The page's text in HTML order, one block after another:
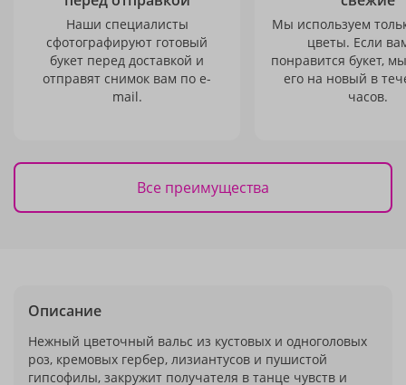
Наши специалисты
сфотографируют готовый
букет перед доставкой и
отправят снимок вам по e-
mail.
Мы используем
цветы. Если
понравится букет,
его на новый в
часов.
Все преимущества
Описание
Нежный цветочный вальс из кустовых и одноголовых
роз, кремовых гербер, лизиантусов и пушистой
гипсофилы, закружит получателя в танце чувств и